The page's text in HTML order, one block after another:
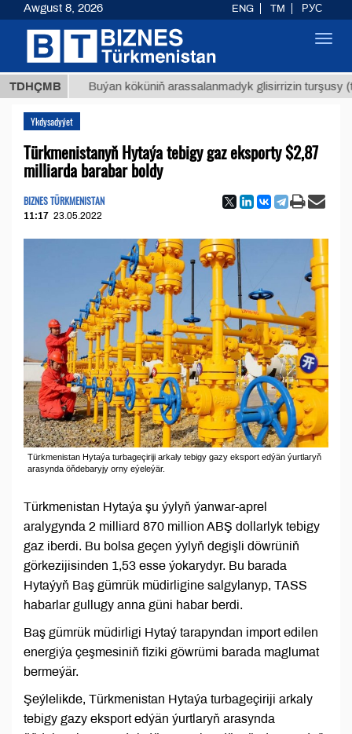
TDHÇMBBuýan köküniň arassalanmadyk glisirrizin turşusy (t.)
Ykdysadyýet
Türkmenistanyň Hytaýa tebigy gaz eksporty $2,87
milliarda barabar boldy
BIZNES TÜRKMENISTAN
11:17 23.05.2022
Türkmenistan Hytaýa turbageçiriji arkaly tebigy gazy eksport edýän ýurtlaryň
arasynda öňdebaryjy orny eýeleýär.
Türkmenistan Hytaýa şu ýylyň ýanwar-aprel
aralygynda 2 milliard 870 million ABŞ dollarlyk tebigy
gaz iberdi. Bu bolsa geçen ýylyň degişli döwrüniň
görkezijisinden 1,53 esse ýokarydyr. Bu barada
Hytaýyň Baş gümrük müdirligine salgylanyp, TASS
habarlar gullugy anna güni habar berdi.
Baş gümrük müdirligi Hytaý tarapyndan import edilen
energiýa çeşmesiniň fiziki göwrümi barada maglumat
bermeýär.
Şeýlelikde, Türkmenistan Hytaýa turbageçiriji arkaly
tebigy gazy eksport edýän ýurtlaryň arasynda
Awgust 8, 2026 ENG TM РУС